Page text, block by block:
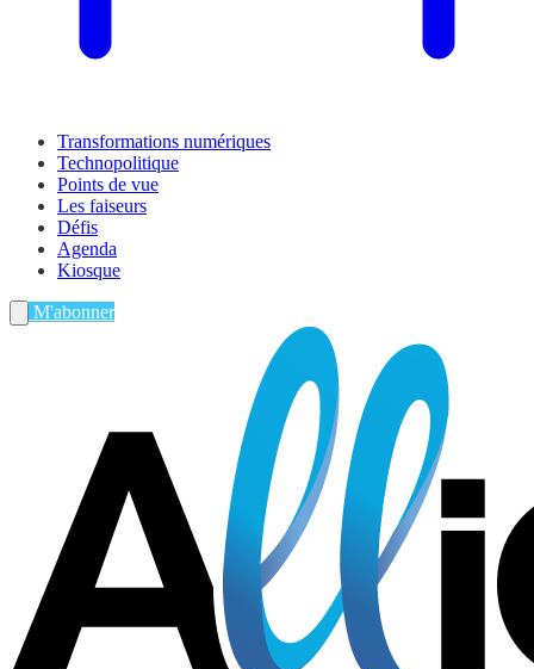
Transformations numériques
Technopolitique
Points de vue
Les faiseurs
Défis
Agenda
Kiosque
M'abonner